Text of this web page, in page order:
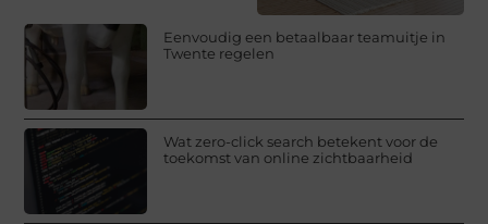
Eenvoudig een betaalbaar teamuitje in
Twente regelen
Wat zero-click search betekent voor de
toekomst van online zichtbaarheid